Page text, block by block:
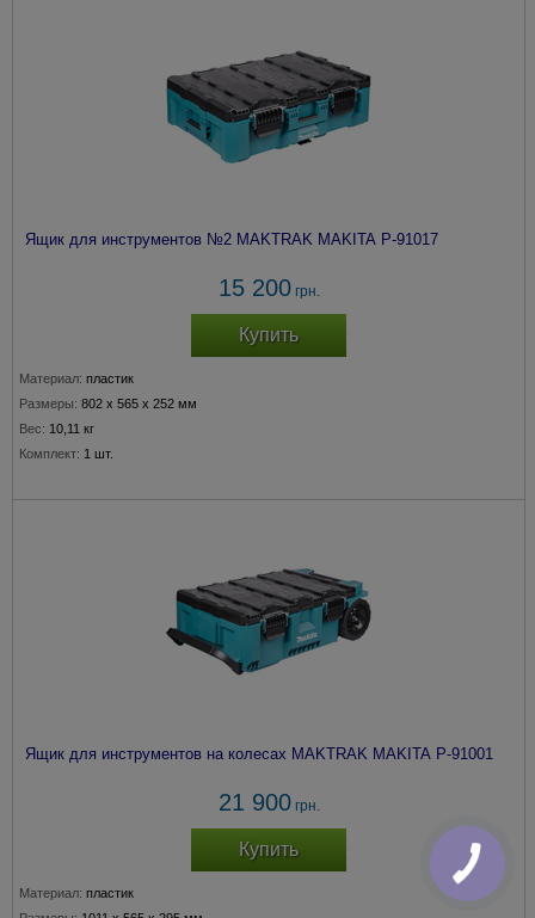
Ящик для инструментов №2 MAKTRAK MAKITA P-91017
15 200грн.
Купить
Материал: пластик
Размеры: 802 x 565 x 252 мм
Вес: 10,11 кг
Комплект: 1 шт.
Ящик для инструментов на колесах MAKTRAK MAKITA P-91001
21 900грн.
Купить
Материал: пластик